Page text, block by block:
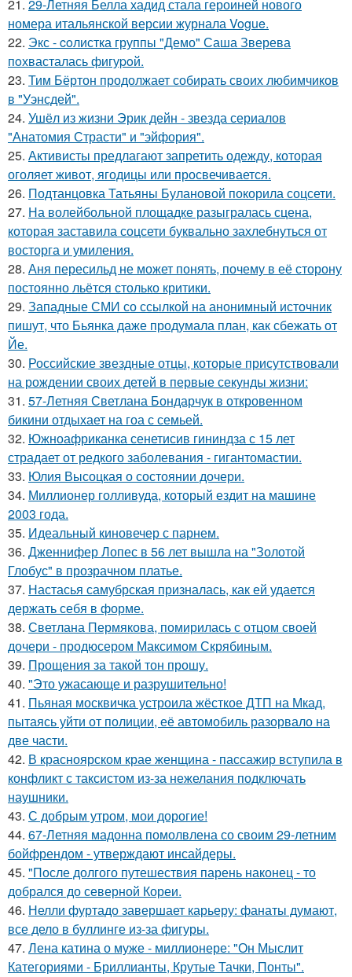
21. 29-Летняя Белла хадид стала героиней нового
номера итальянской версии журнала Vogue.
22. Экс - coлистка группы "Демо" Саша Зверева
пoхвасталась фигуpoй.
23. Тим Бёртон продолжает собирать своих любимчиков
в "Уэнсдей".
24. Ушёл из жизни Эрик дейн - звезда сериалов
"Анатомия Страсти" и "эйфория".
25. Активисты предлагают запретить одежду, которая
оголяет живот, ягодицы или просвечивается.
26. Подтанцовка Татьяны Булановой покорила соцсети.
27. На волейбольной площадке разыгралась сцена,
которая заставила соцсети буквально захлебнуться от
восторга и умиления.
28. Аня пересильд не может понять, почему в её сторону
постоянно льётся столько критики.
29. Западные СМИ со ссылкой на анонимный источник
пишут, что Бьянка даже продумала план, как сбежать от
Йе.
30. Российские звездные отцы, которые присутствовали
на рождении своих детей в первые секунды жизни:
31. 57-Летняя Светлана Бондарчук в откровенном
бикини отдыхает на гоа с семьей.
32. Южноафриканка сенетисив гининдза с 15 лет
страдает от редкого заболевания - гигантомастии.
33. Юлия Высоцкая о состоянии дочери.
34. Миллионер голливуда, который ездит на машине
2003 года.
35. Идеальный киновечер с парнем.
36. Дженнифер Лопес в 56 лет вышла на "Золотой
Глобус" в прозрачном платье.
37. Настасья самубрская призналась, как ей удается
держать себя в форме.
38. Светлана Пермякова, помирилась с отцом своей
дочери - продюсером Максимом Скрябиным.
39. Прощения за такой тон прошу.
40. "Это ужасающе и разрушительно!
41. Пьяная москвичка устроила жёсткое ДТП на Мкад,
пытаясь уйти от полиции, её автомобиль разорвало на
две части.
42. В красноярском крае женщина - пассажир вступила в
конфликт с таксистом из-за нежелания подключать
наушники.
43. С добрым утром, мои дорогие!
44. 67-Летняя мадонна помолвлена со своим 29-летним
бойфрендом - утверждают инсайдеры.
45. "После долгого путешествия парень наконец - то
добрался до северной Кореи.
46. Нелли фуртадо завершает карьеру: фанаты думают,
все дело в буллинге из-за фигуры.
47. Лена катина о муже - миллионере: "Он Мыслит
Категориями - Бриллианты, Крутые Тачки, Понты".